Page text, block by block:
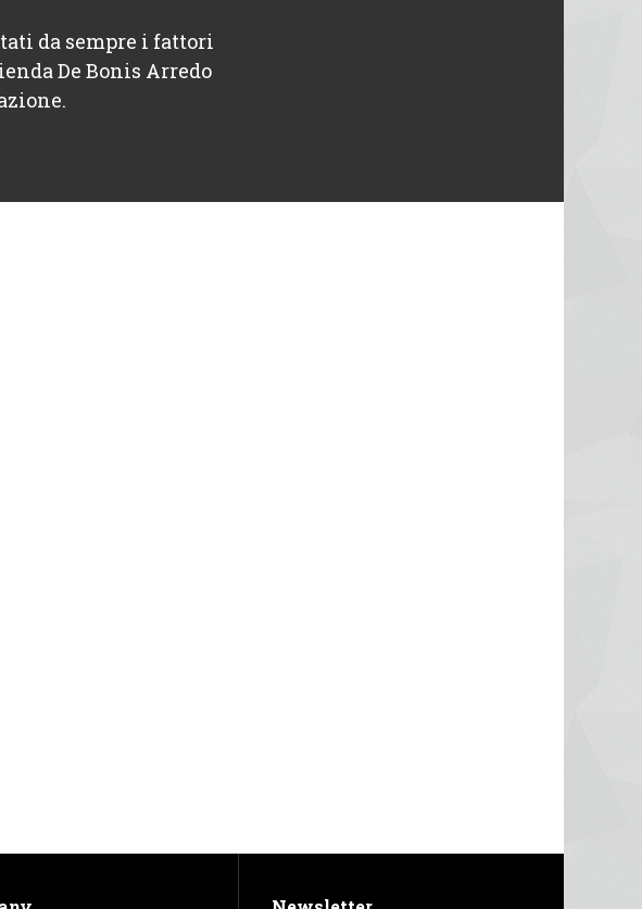
da sempre i fattori
De Bonis Arredo